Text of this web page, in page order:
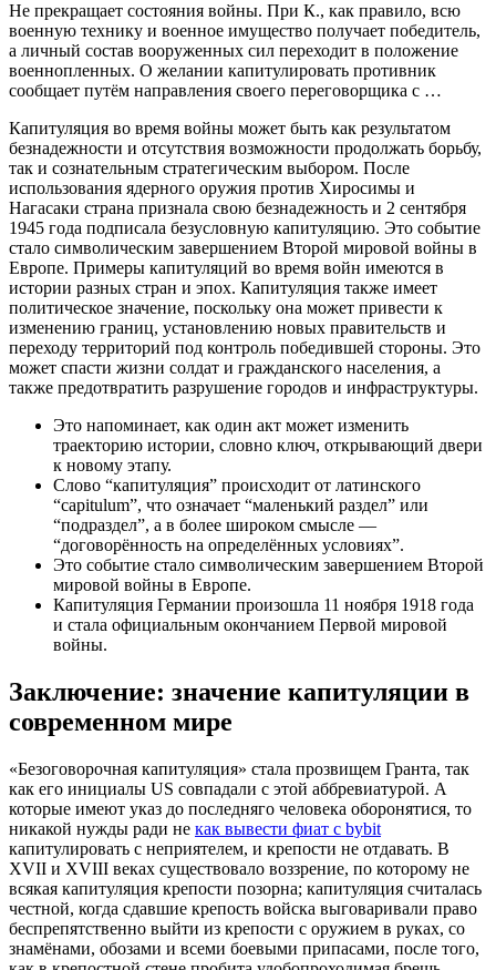
Не прекращает состояния войны. При К., как правило, всю
военную технику и военное имущество получает победитель,
а личный состав вооруженных сил переходит в положение
военнопленных. О желании капитулировать противник
сообщает путём направления своего переговорщика с …
Капитуляция во время войны может быть как результатом
безнадежности и отсутствия возможности продолжать борьбу,
так и сознательным стратегическим выбором. После
использования ядерного оружия против Хиросимы и
Нагасаки страна признала свою безнадежность и 2 сентября
1945 года подписала безусловную капитуляцию. Это событие
стало символическим завершением Второй мировой войны в
Европе. Примеры капитуляций во время войн имеются в
истории разных стран и эпох. Капитуляция также имеет
политическое значение, поскольку она может привести к
изменению границ, установлению новых правительств и
переходу территорий под контроль победившей стороны. Это
может спасти жизни солдат и гражданского населения, а
также предотвратить разрушение городов и инфраструктуры.
Это напоминает, как один акт может изменить
траекторию истории, словно ключ, открывающий двери
к новому этапу.
Слово “капитуляция” происходит от латинского
“capitulum”, что означает “маленький раздел” или
“подраздел”, а в более широком смысле —
“договорённость на определённых условиях”.
Это событие стало символическим завершением Второй
мировой войны в Европе.
Капитуляция Германии произошла 11 ноября 1918 года
и стала официальным окончанием Первой мировой
войны.
Заключение: значение капитуляции в
современном мире
«Безоговорочная капитуляция» стала прозвищем Гранта, так
как его инициалы US совпадали с этой аббревиатурой. А
которые имеют указ до последняго человека оборонятися, то
никакой нужды ради не как вывести фиат с bybit
капитулировать с неприятелем, и крепости не отдавать. В
XVII и XVIII веках существовало воззрение, по которому не
всякая капитуляция крепости позорна; капитуляция считалась
честной, когда сдавшие крепость войска выговаривали право
беспрепятственно выйти из крепости с оружием в руках, со
знамёнами, обозами и всеми боевыми припасами, после того,